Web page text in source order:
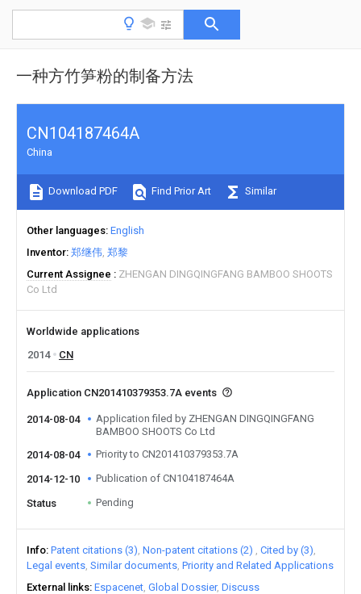
一种方竹笋粉的制备方法
CN104187464A
China
Download PDF Find Prior Art Similar
Other languages English
Inventor 郑继伟 郑黎
Current Assignee
ZHENGAN DINGQINGFANG BAMBOO SHOOTS
Co Ltd
Worldwide applications
2014
CN
Application CN201410379353.7A events
2014-08-04
Application filed by ZHENGAN DINGQINGFANG
BAMBOO SHOOTS Co Ltd
2014-08-04
Priority to CN201410379353.7A
2014-12-10 Publication of CN104187464A
Status Pending
Info Patent citations (3) Non-patent citations (2)
Cited by (3)
Legal events Similar documents Priority and Related Applications
External links Espacenet Global Dossier Discuss